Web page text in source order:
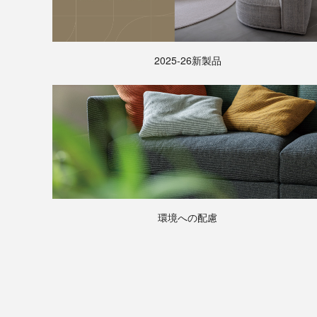
2025-26新製品
環境への配慮